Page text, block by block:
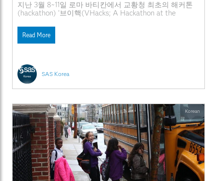
SAS Korea
지난 3월 8~11일 로마 바티칸에서 교황청 최초의 해커톤
(hackathon) ‘브이핵(VHacks; A Hackathon at the
의 기업, IT 개발자, 학생들이 첨단 과학 기술을 이용해 이
주민, 난민과 같은 사회적 이슈와 종교간 포용, 대화 등 종
교적 이슈에 대한 해결책을 찾기 위해 한자리에 모였는데
지타운대학 등
Read More
Korean